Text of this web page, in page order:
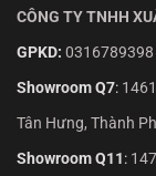
CÔNG TY TNHH
GPKD: 0316789398
Showroom Q7:
Tân Hưng, Thành
Showroom Q11: